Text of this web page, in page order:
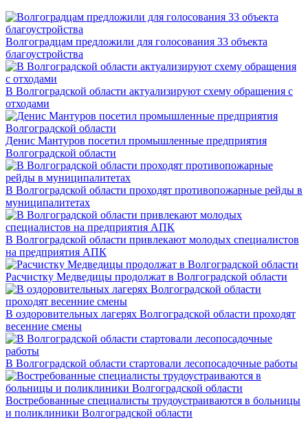
Волгоградцам предложили для голосования 33 объекта
благоустройства
В Волгоградской области актуализируют схему обращения с
отходами
Денис Мантуров посетил промышленные предприятия
Волгоградской области
В Волгоградской области проходят противопожарные рейды в
муниципалитетах
В Волгоградской области привлекают молодых специалистов
на предприятия АПК
Расчистку Медведицы продолжат в Волгоградской области
В оздоровительных лагерях Волгоградской области проходят
весенние смены
В Волгоградской области стартовали лесопосадочные работы
Востребованные специалисты трудоустраиваются в больницы
и поликлиники Волгоградской области